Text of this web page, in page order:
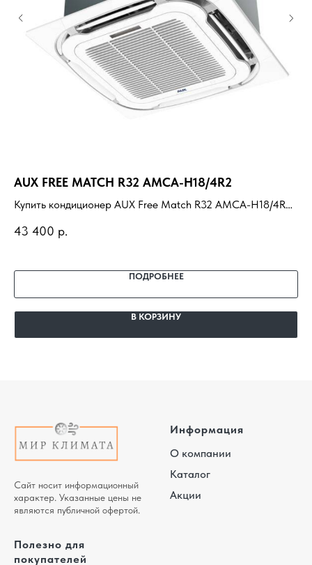
AUX FREE MATCH R32 AMCA-H18/4R2
Купить кондиционер AUX Free Match R32 AMCA-H18/4R2
профессиональный монтаж и гарантия.
43 400 р.
ПОДРОБНЕЕ
В КОРЗИНУ
Сайт носит информационный
характер. Указанные цены не
являются публичной офертой.
Информация
О компании
Каталог
Акции
Полезно для
покупателей